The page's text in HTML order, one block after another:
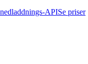
APISe priser